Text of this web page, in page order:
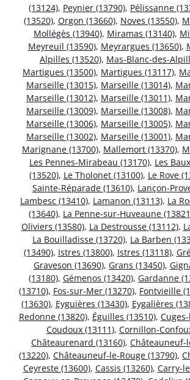
(13124), Peynier (13790), Pélissanne
(13520), Orgon (13660), Noves (13550),
Mollégès (13940), Miramas (13140),
Meyreuil (13590), Meyrargues (13650),
Alpilles (13520), Mas-Blanc-des-
Martigues (13500), Martigues (13117),
Marseille (13015), Marseille (13014),
Marseille (13012), Marseille (13011),
Marseille (13009), Marseille (13008),
Marseille (13006), Marseille (13005),
Marseille (13002), Marseille (13001),
Marignane (13700), Mallemort (13370),
Les Pennes-Mirabeau (13170), Les
(13520), Le Tholonet (13100), Le Rove
Sainte-Réparade (13610), Lançon-
Lambesc (13410), Lamanon (13113), La
(13640), La Penne-sur-Huveaune
Oliviers (13580), La Destrousse (13112),
La Bouilladisse (13720), La Barben
(13490), Istres (13800), Istres (13118),
Graveson (13690), Grans (13450),
(13180), Gémenos (13420), Gardanne
(13710), Fos-sur-Mer (13270), Fontvieille
(13630), Eyguières (13430), Eygalières
Redonne (13820), Éguilles (13510),
Coudoux (13111), Cornillon-
Châteaurenard (13160), Châteauneuf-
(13220), Châteauneuf-le-Rouge (13790),
Ceyreste (13600), Cassis (13260), Carry-